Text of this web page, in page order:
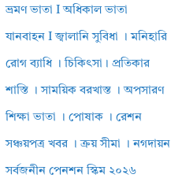
ভ্রমণ ভাতা I অধিকাল ভাতা
যানবাহন I জ্বালানি সুবিধা । মনিহারি
রোগ ব্যাধি । চিকিৎসা। প্রতিকার
শাস্তি । সাময়িক বরখাস্ত । অপসারণ
শিক্ষা ভাতা । পোষাক । রেশন
সঞ্চয়পত্র খবর । ক্রয় সীমা । নগদায়ন
সর্বজনীন পেনশন স্কিম ২০২৬